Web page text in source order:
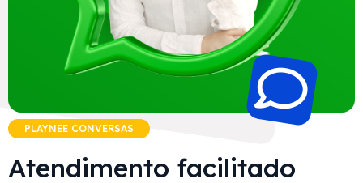
PLAYNEE CONVERSAS
Atendimento facilitado